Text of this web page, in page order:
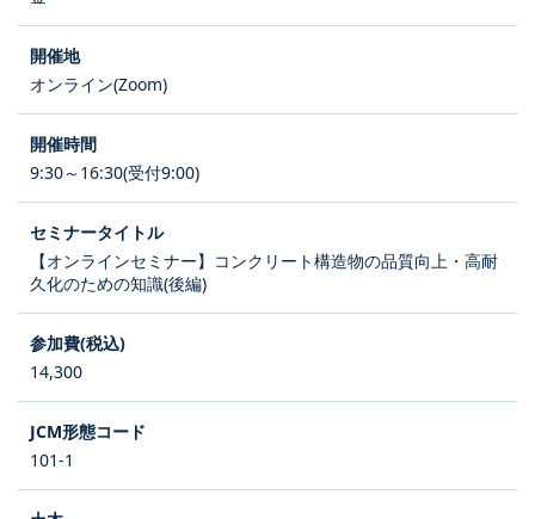
オンライン(Zoom)
9:30～16:30(受付9:00)
【オンラインセミナー】コンクリート構造物の品質向上・高耐
久化のための知識(後編)
14,300
101-1